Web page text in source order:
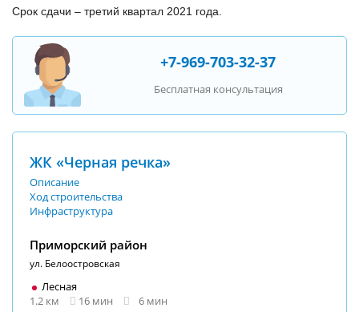
Срок сдачи – третий квартал 2021 года.
+7-969-703-32-37
Бесплатная консультация
ЖК «Черная речка»
Описание
Ход строительства
Инфраструктура
Приморский район
ул. Белоостровская
Лесная
1.2 км
16 мин
6 мин